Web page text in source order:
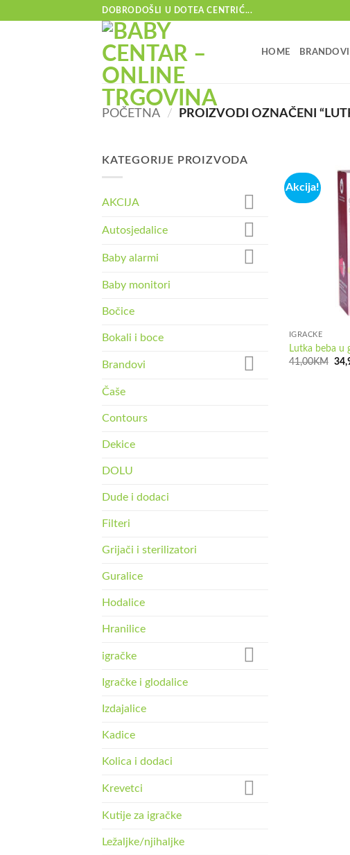
DOBRODOŠLI U DOTEA CENTRIĆ...
HOME BRANDOVI
POČETNA / PROIZVODI OZNAČENI
KATEGORIJE PROIZVODA
AKCIJA
Autosjedalice
Baby alarmi
Baby monitori
Bočice
Bokali i boce
Brandovi
Čaše
Contours
Dekice
DOLU
Dude i dodaci
Filteri
Grijači i sterilizatori
Guralice
Hodalice
Hranilice
igračke
Igračke i glodalice
Izdajalice
Kadice
Kolica i dodaci
Krevetci
Kutije za igračke
Ležaljke/njihaljke
Akcija!
IGRAČKE
Lutka beba u
41,00KM